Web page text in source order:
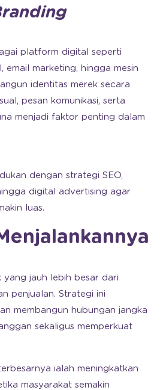
platform digital seperti
email marketing, hingga mesin
identitas merek secara
pesan komunikasi, serta
menjadi faktor penting dalam
dengan strategi SEO,
digital advertising agar
luas.
yang jauh lebih besar dari
penjualan. Strategi ini
membangun hubungan jangka
sekaligus memperkuat
ialah meningkatkan
masyarakat semakin